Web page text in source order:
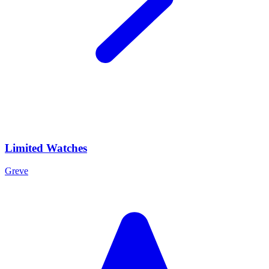
Limited Watches
Greve